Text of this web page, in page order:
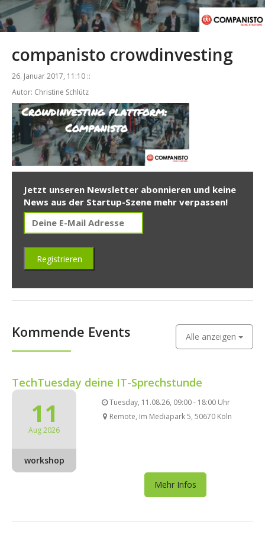
companisto crowdinvesting
26. Januar 2017, 11:10 ::
Autor: Christine Schlütz
Jetzt unseren Newsletter abonnieren und keine
News aus der Startup-Szene mehr verpassen!
Kommende Events Alle anzeigen
TechTuesday deine IT-Sprechstunde
11
Aug 2026
workshop
Tuesday, 11.08.26, 09:00 - 18:00 Uhr
Remote, Im Mediapark 5, 50670 Köln
Mehr Infos